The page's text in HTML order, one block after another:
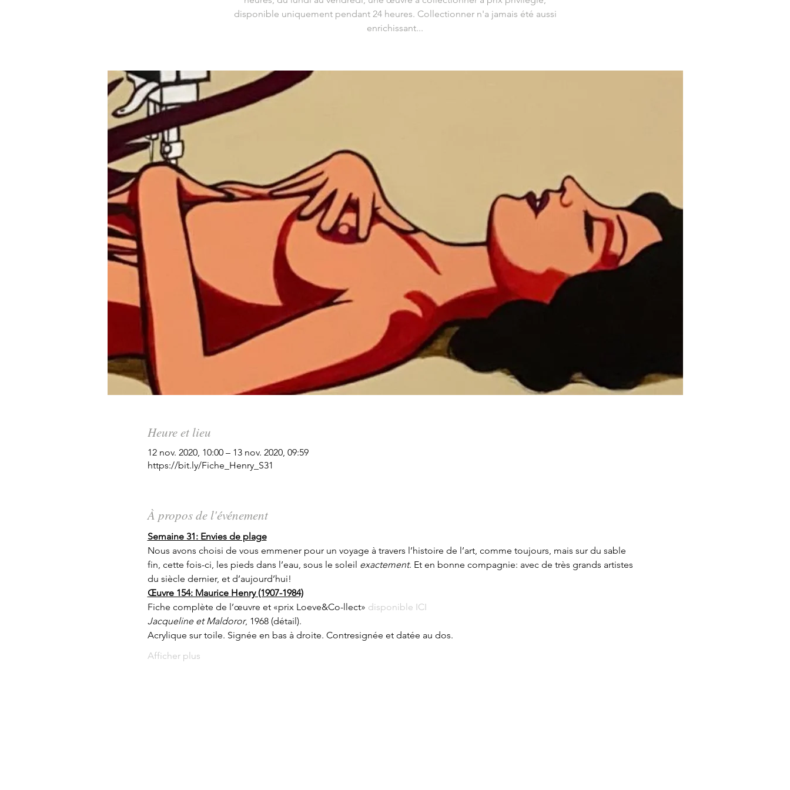
disponible uniquement pendant 24 heures. Collectionner n'a jamais été aussi
enrichissant...
Heure et lieu
12 nov. 2020, 10:00 – 13 nov. 2020, 09:59
https://bit.ly/Fiche_Henry_S31
À propos de l'événement
Semaine 31: Envies de plage
Nous avons choisi de vous emmener pour un voyage à travers l’histoire de l’art, comme toujours, mais sur du sable
fin, cette fois-ci, les pieds dans l’eau, sous le soleil exactement. Et en bonne compagnie: avec de très grands artistes
du siècle dernier, et d’aujourd’hui!
Œuvre 154: Maurice Henry (1907-1984)
Fiche complète de l’œuvre et «prix Loeve&Co-llect» disponible ICI
Jacqueline et Maldoror, 1968 (détail).
Acrylique sur toile. Signée en bas à droite. Contresignée et datée au dos.
Afficher plus